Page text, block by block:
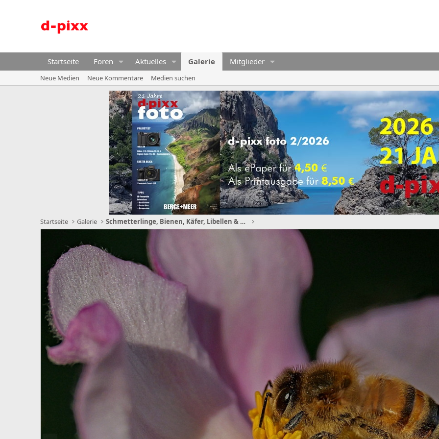
Startseite Foren Aktuelles Galerie Mitglieder
Neue Medien Neue Kommentare Medien suchen
Startseite Galerie Schmetterlinge, Bienen, Käfer, Libellen & Co.